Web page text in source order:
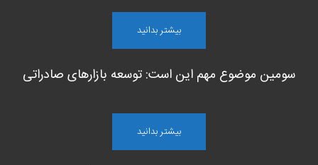
بیشتر بدانید
سومین موضوع مهم این است: توسعه بازارهای صادراتی
بیشتر بدانید